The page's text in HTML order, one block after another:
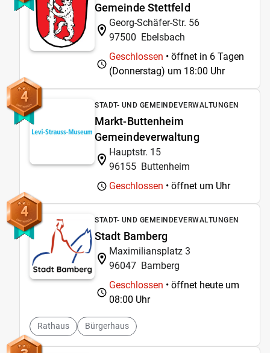
Gemeinde Stettfeld
Georg-Schäfer-Str. 56
97500 Ebelsbach
Geschlossen • öffnet in 6 Tagen
(Donnerstag) um 18:00 Uhr
4 STADT- UND GEMEINDEVERWALTUNGEN
Markt-Buttenheim
Gemeindeverwaltung
Hauptstr. 15
96155 Buttenheim
Geschlossen • öffnet um Uhr
4 STADT- UND GEMEINDEVERWALTUNGEN
Stadt Bamberg
Maximiliansplatz 3
96047 Bamberg
Geschlossen • öffnet heute um
08:00 Uhr
Rathaus Bürgerhaus